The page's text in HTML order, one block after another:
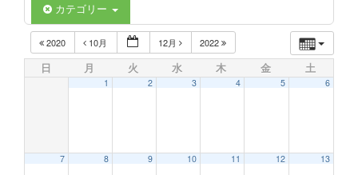
カテゴリー
2020 10月 12月 2022
日 月 火 水 木 金 土
1 2 3 4 5 6
7 8 9 10 11 12 13